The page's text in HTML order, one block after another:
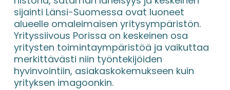
sijainti Länsi-Suomessa ovat luoneet
alueelle omaleimaisen yritysympäristön.
Yrityssiivous Porissa on keskeinen osa
yritysten toimintaympäristöä ja vaikuttaa
merkittävästi niin työntekijöiden
hyvinvointiin, asiakaskokemukseen kuin
yrityksen imagoonkin.